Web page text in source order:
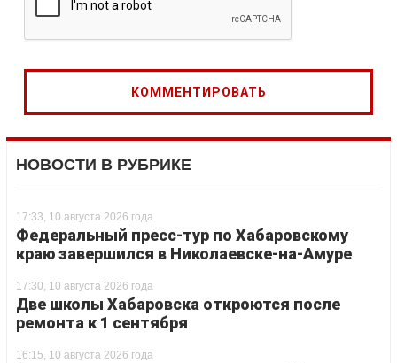
НОВОСТИ В РУБРИКЕ
17:33, 10 августа 2026 года
Федеральный пресс-тур по Хабаровскому
краю завершился в Николаевске-на-Амуре
17:30, 10 августа 2026 года
Две школы Хабаровска откроются после
ремонта к 1 сентября
16:15, 10 августа 2026 года